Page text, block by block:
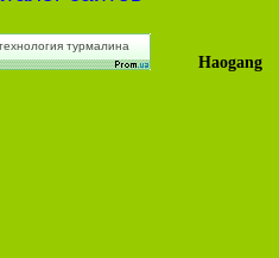
турмалина
Haogang